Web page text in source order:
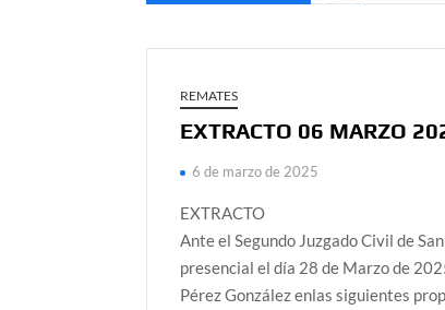
REMATES
EXTRACTO 06 MARZO
6 de marzo de 2025
EXTRACTO
Ante el Segundo Juzgado Civil de
presencial el día 28 de Marzo de
Pérez González enlas siguientes